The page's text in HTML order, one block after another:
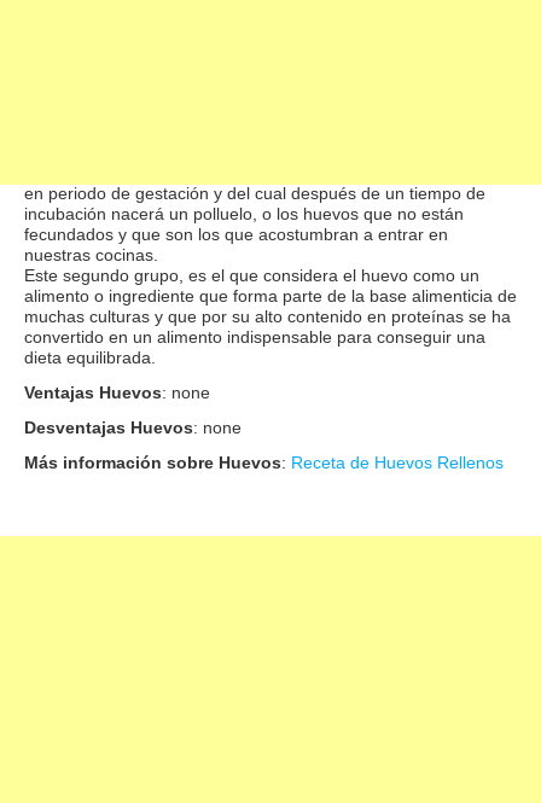
en periodo de gestación y del cual después de un tiempo de
incubación nacerá un polluelo, o los huevos que no están
fecundados y que son los que acostumbran a entrar en
nuestras cocinas.
Este segundo grupo, es el que considera el huevo como un
alimento o ingrediente que forma parte de la base alimenticia de
muchas culturas y que por su alto contenido en proteínas se ha
convertido en un alimento indispensable para conseguir una
dieta equilibrada.
Ventajas Huevos: none
Desventajas Huevos: none
Más información sobre Huevos: Receta de Huevos Rellenos